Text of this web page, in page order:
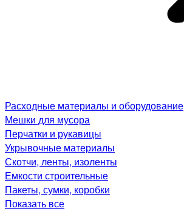
Расходные материалы и оборудование
Мешки для мусора
Перчатки и рукавицы
Укрывочные материалы
Скотчи, ленты, изоленты
Емкости строительные
Пакеты, сумки, коробки
Показать все